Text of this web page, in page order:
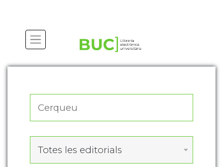
Totes les editorials